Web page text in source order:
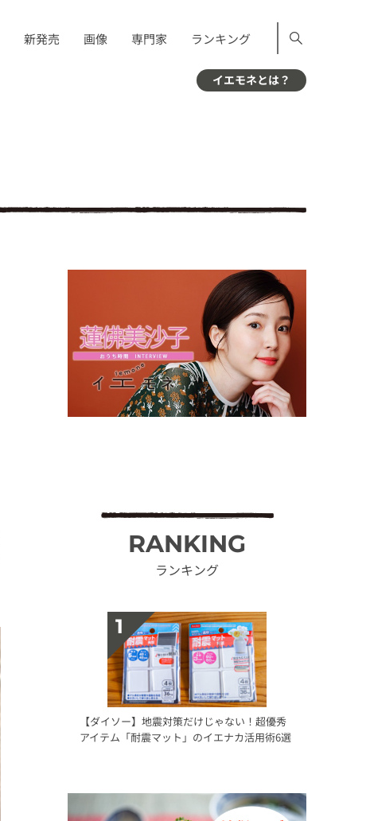
新発売 画像 専門家 ランキング
イエモネとは？
RANKING
ランキング
【ダイソー】地震対策だけじゃない！超優秀
アイテム「耐震マット」のイエナカ活用術6選